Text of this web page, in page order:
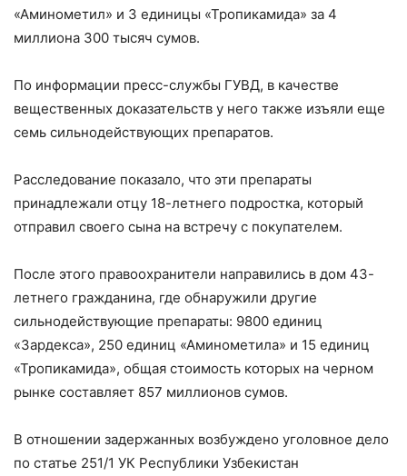
«Аминометил» и 3 единицы «Тропикамида» за 4
миллиона 300 тысяч сумов.
По информации пресс-службы ГУВД, в качестве
вещественных доказательств у него также изъяли еще
семь сильнодействующих препаратов.
Расследование показало, что эти препараты
принадлежали отцу 18-летнего подростка, который
отправил своего сына на встречу с покупателем.
После этого правоохранители направились в дом 43-
летнего гражданина, где обнаружили другие
сильнодействующие препараты: 9800 единиц
«Зардекса», 250 единиц «Аминометила» и 15 единиц
«Тропикамида», общая стоимость которых на черном
рынке составляет 857 миллионов сумов.
В отношении задержанных возбуждено уголовное дело
по статье 251/1 УК Республики Узбекистан